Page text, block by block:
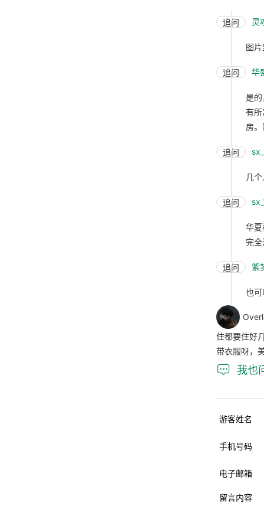
追问 灵
图
追问 华
是
有
房
追问
几
追问
华
完
追问 紫
也
住都要住好
带衣服呀，
 我也
游客姓名
手机号码
电子邮箱
留言内容